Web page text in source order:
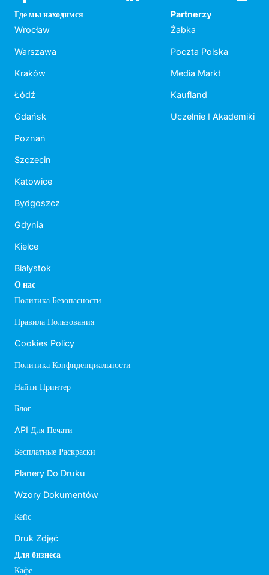
Где мы находимся
Wrocław
Warszawa
Kraków
Łódź
Gdańsk
Poznań
Szczecin
Katowice
Bydgoszcz
Gdynia
Kielce
Białystok
Partnerzy
Żabka
Poczta Polska
Media Markt
Kaufland
Uczelnie I Akademiki
О нас
Политика Безопасности
Правила Пользования
Cookies Policy
Политика Конфиденциальности
Найти Принтер
Блог
API Для Печати
Бесплатные Раскраски
Planery Do Druku
Wzory Dokumentów
Кейс
Druk Zdjęć
Для бизнеса
Кафе